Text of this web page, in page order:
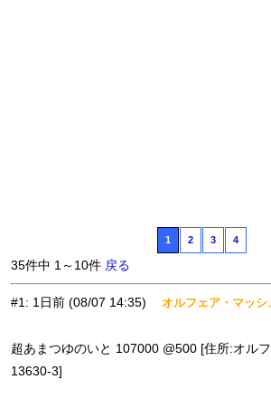
1 2 3 4
35件中 1～10件 戻る
#1: 1日前 (08/07 14:35) オルフェア・マッシ
超あまつゆのいと 107000 @500 [住所:オル
13630-3]